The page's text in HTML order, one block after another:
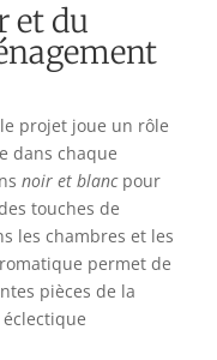
et du
projet joue un rôle
dans chaque
noir et blancpour
touches de
les chambres et les
permet de
pièces de la